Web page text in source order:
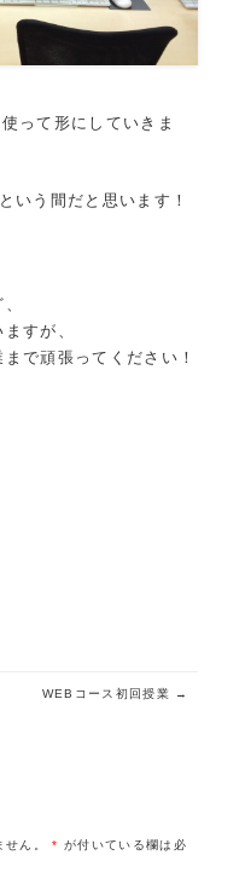
って形にしていきま
いう間だと思います！
すが、
で頑張ってください！
WEBコース初回授業 →
ん。 * が付いている欄は必